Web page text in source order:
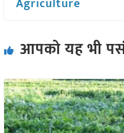
आपको यह भी